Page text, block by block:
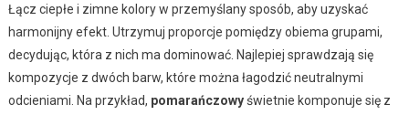
Łącz ciepłe i zimne kolory w przemyślany sposób, aby uzyskać
harmonijny efekt. Utrzymuj proporcje pomiędzy obiema grupami,
decydując, która z nich ma dominować. Najlepiej sprawdzają się
kompozycje z dwóch barw, które można łagodzić neutralnymi
odcieniami. Na przykład, pomarańczowyświetnie komponuje się z